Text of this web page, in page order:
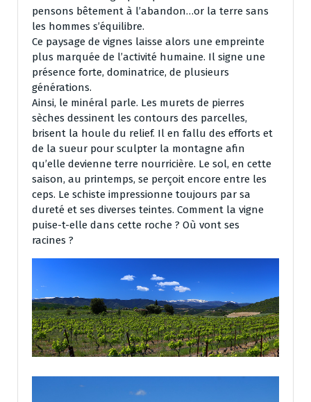
pensons bêtement à l’abandon…or la terre sans
les hommes s’équilibre.
Ce paysage de vignes laisse alors une empreinte
plus marquée de l’activité humaine. Il signe une
présence forte, dominatrice, de plusieurs
générations.
Ainsi, le minéral parle. Les murets de pierres
sèches dessinent les contours des parcelles,
brisent la houle du relief. Il en fallu des efforts et
de la sueur pour sculpter la montagne afin
qu’elle devienne terre nourricière. Le sol, en cette
saison, au printemps, se perçoit encore entre les
ceps. Le schiste impressionne toujours par sa
dureté et ses diverses teintes. Comment la vigne
puise-t-elle dans cette roche ? Où vont ses
racines ?